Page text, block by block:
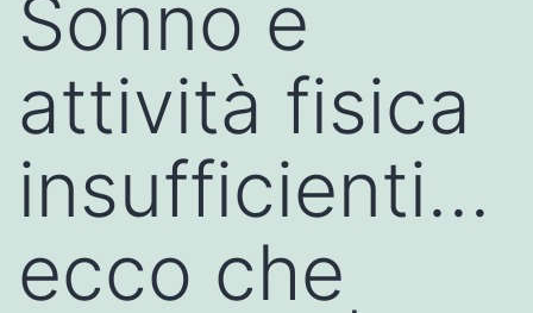
Sonno e
attività fisica
insufficienti…
ecco che